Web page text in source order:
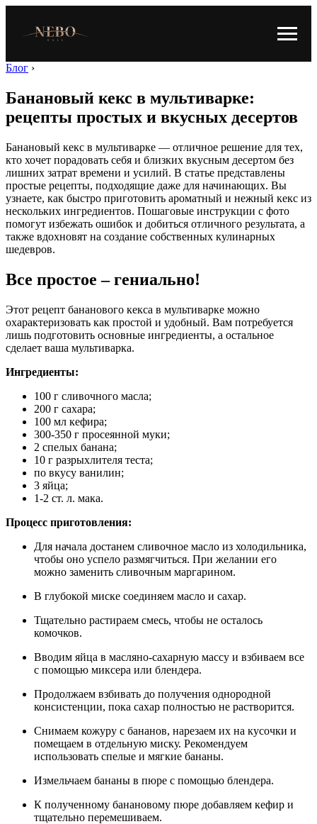
Блог ›
Банановый кекс в мультиварке:
рецепты простых и вкусных десертов
Банановый кекс в мультиварке — отличное решение для тех,
кто хочет порадовать себя и близких вкусным десертом без
лишних затрат времени и усилий. В статье представлены
простые рецепты, подходящие даже для начинающих. Вы
узнаете, как быстро приготовить ароматный и нежный кекс из
нескольких ингредиентов. Пошаговые инструкции с фото
помогут избежать ошибок и добиться отличного результата, а
также вдохновят на создание собственных кулинарных
шедевров.
Все простое – гениально!
Этот рецепт бананового кекса в мультиварке можно
охарактеризовать как простой и удобный. Вам потребуется
лишь подготовить основные ингредиенты, а остальное
сделает ваша мультиварка.
Ингредиенты:
100 г сливочного масла;
200 г сахара;
100 мл кефира;
300-350 г просеянной муки;
2 спелых банана;
10 г разрыхлителя теста;
по вкусу ванилин;
3 яйца;
1-2 ст. л. мака.
Процесс приготовления:
Для начала достанем сливочное масло из холодильника,
чтобы оно успело размягчиться. При желании его
можно заменить сливочным маргарином.
В глубокой миске соединяем масло и сахар.
Тщательно растираем смесь, чтобы не осталось
комочков.
Вводим яйца в масляно-сахарную массу и взбиваем все
с помощью миксера или блендера.
Продолжаем взбивать до получения однородной
консистенции, пока сахар полностью не растворится.
Снимаем кожуру с бананов, нарезаем их на кусочки и
помещаем в отдельную миску. Рекомендуем
использовать спелые и мягкие бананы.
Измельчаем бананы в пюре с помощью блендера.
К полученному банановому пюре добавляем кефир и
тщательно перемешиваем.